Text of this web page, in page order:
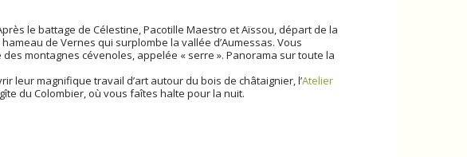
le battage de Célestine, Pacotille Maestro et Aïssou, départ de la
de Vernes qui surplombe la vallée d’Aumessas. Vous
montagnes cévenoles, appelée « serre ». Panorama sur toute la
leur magnifique travail d’art autour du bois de châtaignier, l’Atelier
du Colombier, où vous faîtes halte pour la nuit.